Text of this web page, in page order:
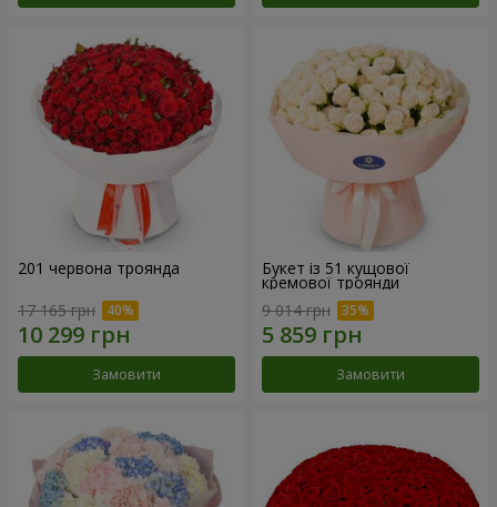
201 червона троянда
17 165 грн
Замовити
Букет із 51 кущової
кремової троянди
9 014 грн
Замовити